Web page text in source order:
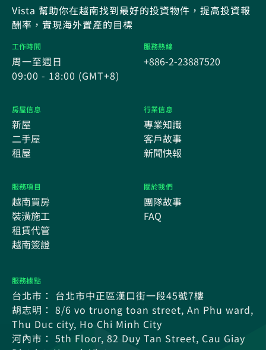
Vista 幫助你在越南找到最好的投資物件，提高投資報
酬率，實現海外置產的目標
工作時間
周一至週日
09:00 - 18:00 (GMT+8)
服務熱線
+886-2-23887520
房屋信息
新屋
二手屋
租屋
行業信息
專業知識
客戶故事
新聞快報
服務項目
越南買房
裝潢施工
租賃代管
越南簽證
關於我們
團隊故事
FAQ
服務據點
台北市： 台北市中正區漢口街一段45號7樓
胡志明： 8/6 vo truong toan street, An Phu ward,
Thu Duc city, Ho Chi Minh City
河內市： 5th Floor, 82 Duy Tan Street, Cau Giay